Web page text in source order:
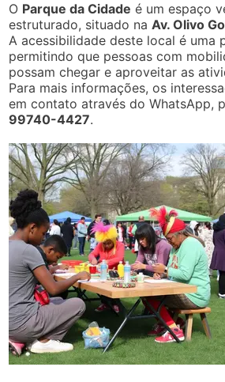
O Parque da Cidade é um espaço
estruturado, situado naAv. Olivo
A acessibilidade deste local é uma
permitindo que pessoas com
possam chegar e aproveitar as
Para mais informações, os
em contato através do WhatsApp,
99740-4427.